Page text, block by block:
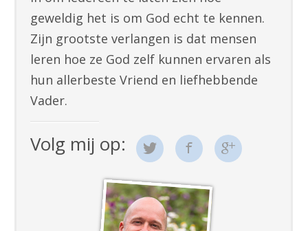
geweldig het is om God echt te kennen.
Zijn grootste verlangen is dat mensen
leren hoe ze God zelf kunnen ervaren als
hun allerbeste Vriend en liefhebbende
Vader.
Volg mij op: